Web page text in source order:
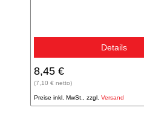
Details
8,45 €
(7,10 € netto)
Preise inkl. MwSt., zzgl. Versand